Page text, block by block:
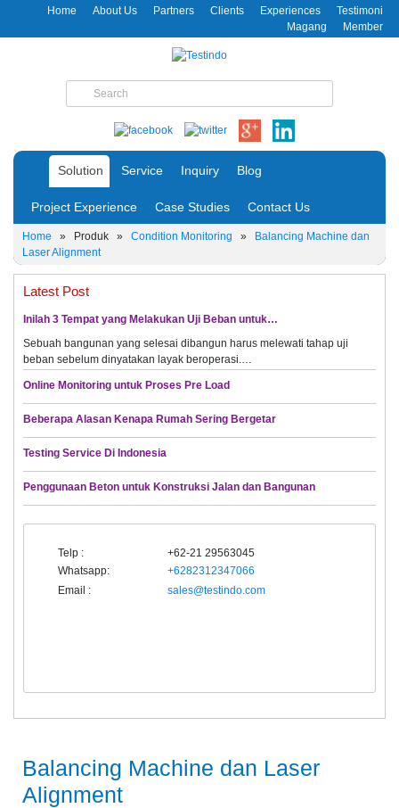
Home About Us Partners Clients Experiences
Testimoni
Magang
Member
Solution Service Inquiry Blog
Project Experience Case Studies Contact Us
Home » Produk » Condition Monitoring » Balancing Machine dan
Laser Alignment
Latest Post
Inilah 3 Tempat yang Melakukan Uji Beban untuk…
Sebuah bangunan yang selesai dibangun harus melewati tahap uji
beban sebelum dinyatakan layak beroperasi.…
Online Monitoring untuk Proses Pre Load
Beberapa Alasan Kenapa Rumah Sering Bergetar
Testing Service Di Indonesia
Penggunaan Beton untuk Konstruksi Jalan dan Bangunan
Telp :
+62-21 29563045
Whatsapp:
+6282312347066
Email :
sales@testindo.com
Balancing Machine dan Laser
Alignment